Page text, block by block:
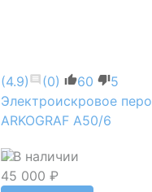
(4.9) (0) 60
5
Электроискровое перо
ARKOGRAF А50/6
В наличии
45 000 ₽